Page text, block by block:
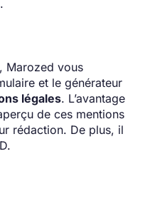
Marozed vous
et le générateur
légales. L’avantage
de ces mentions
rédaction. De plus, il